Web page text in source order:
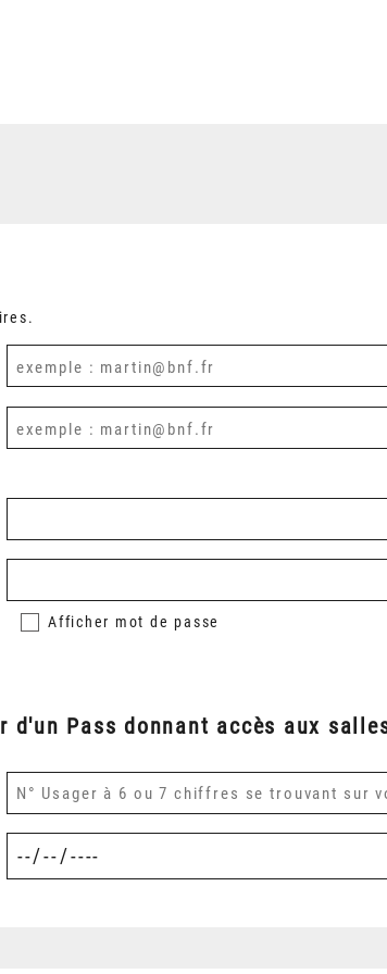
Afficher mot de passe
d'un Pass donnant accès aux